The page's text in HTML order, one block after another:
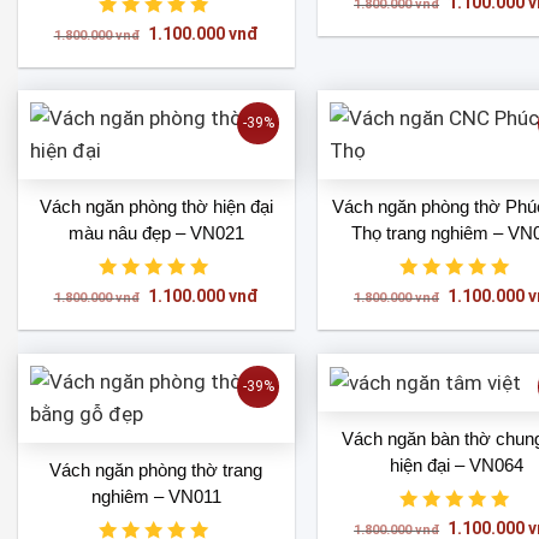
1.800.000vnđ
Giá
là:
1.800.000 vnđ.
1.100.000vnđGiá
tại
là:
1.100.000 vnđ.
1.800.000vnđ
là:
-39%
Vách ngăn phòng thờ hiện đại
màu nâu đẹp – VN021
1.800.000vnđ
Giá
là:
1.800.000 vnđ.
1.100.000vnđGiá
tại
là:
1.100.000 vnđ.
Vách ngăn phòng thờ
Thọ trang nghiêm –
1.800.000vnđ
Giá
là:
1.800.000
1.100.000
-39%
Vách ngăn phòng thờ trang
nghiêm – VN011
Vách ngăn bàn thờ
hiện đại – VN064
1.800.000vnđ
Giá
1.100.000